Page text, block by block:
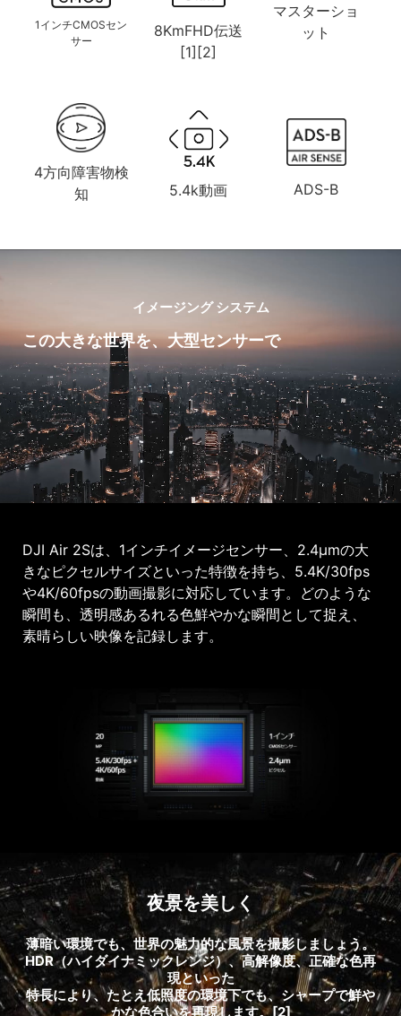
1インチCMOSセン
サー
4方向障害物検
知
8KmFHD伝送
[1][2]
5.4k動画
マスターショ
ット
ADS-B
イメージング システム
この大きな世界を、大型センサーで
DJI Air 2Sは、1インチイメージセンサー、2.4μmの大
きなピクセルサイズといった特徴を持ち、5.4K/30fps
や4K/60fpsの動画撮影に対応しています。どのような
瞬間も、透明感あるれる色鮮やかな瞬間として捉え、
素晴らしい映像を記録します。
夜景を美しく
薄暗い環境でも、世界の魅力的な風景を撮影しましょう。
HDR（ハイダイナミックレンジ）、高解像度、正確な色再
現といった
特長により、たとえ低照度の環境下でも、シャープで鮮や
かな色合いを再現します。[2]